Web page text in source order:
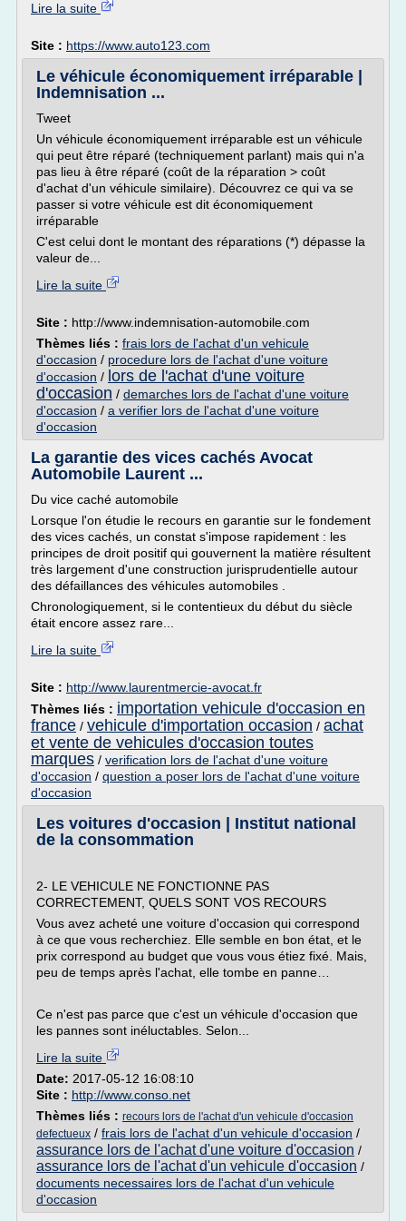
Lire la suite
Site : https://www.auto123.com
Le véhicule économiquement irréparable |
Indemnisation ...
Tweet
Un véhicule économiquement irréparable est un véhicule
qui peut être réparé (techniquement parlant) mais qui n'a
pas lieu à être réparé (coût de la réparation > coût
d'achat d'un véhicule similaire). Découvrez ce qui va se
passer si votre véhicule est dit économiquement
irréparable
C'est celui dont le montant des réparations (*) dépasse la
valeur de...
Lire la suite
Site : http://www.indemnisation-automobile.com
Thèmes liés : frais lors de l'achat d'un vehicule
d'occasion / procedure lors de l'achat d'une voiture
d'occasion / lors de l'achat d'une voiture
d'occasion / demarches lors de l'achat d'une voiture
d'occasion / a verifier lors de l'achat d'une voiture
d'occasion
La garantie des vices cachés Avocat
Automobile Laurent ...
Du vice caché automobile
Lorsque l'on étudie le recours en garantie sur le fondement
des vices cachés, un constat s'impose rapidement : les
principes de droit positif qui gouvernent la matière résultent
très largement d'une construction jurisprudentielle autour
des défaillances des véhicules automobiles .
Chronologiquement, si le contentieux du début du siècle
était encore assez rare...
Lire la suite
Site : http://www.laurentmercie-avocat.fr
Thèmes liés : importation vehicule d'occasion en
france / vehicule d'importation occasion / achat
et vente de vehicules d'occasion toutes
marques / verification lors de l'achat d'une voiture
d'occasion / question a poser lors de l'achat d'une voiture
d'occasion
Les voitures d'occasion | Institut national
de la consommation
2- LE VEHICULE NE FONCTIONNE PAS
CORRECTEMENT, QUELS SONT VOS RECOURS
Vous avez acheté une voiture d'occasion qui correspond
à ce que vous recherchiez. Elle semble en bon état, et le
prix correspond au budget que vous vous étiez fixé. Mais,
peu de temps après l'achat, elle tombe en panne…
Ce n'est pas parce que c'est un véhicule d'occasion que
les pannes sont inéluctables. Selon...
Lire la suite
Date: 2017-05-12 16:08:10
Site : http://www.conso.net
Thèmes liés : recours lors de l'achat d'un vehicule d'occasion
defectueux / frais lors de l'achat d'un vehicule d'occasion /
assurance lors de l'achat d'une voiture d'occasion /
assurance lors de l'achat d'un vehicule d'occasion /
documents necessaires lors de l'achat d'un vehicule
d'occasion